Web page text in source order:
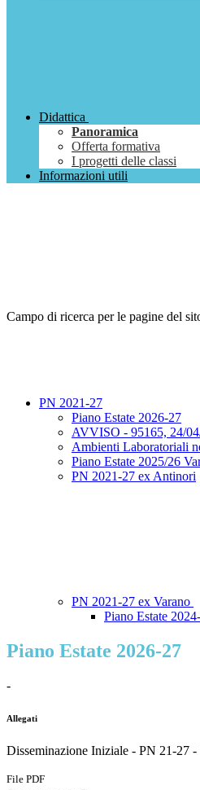
Didattica
Panoramica
Offerta formativa
I progetti delle classi
Informazioni utili
Campo di ricerca per le pagine del
PN 2021-27
Piano Estate 2026-27
AVVISO - 95165, 24/
Ambienti Laboratoriali
Piano Estate 2025/26
PN 2021-27 ex Antinori
PN 2021-27 ex Varano
Piano Estate
Piano Estate 2026-27
-
Allegati
Disseminazione Iniziale - PN 21-27
File PDF